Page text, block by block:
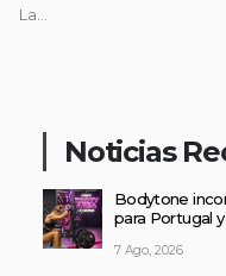
La...
Noticias
Bodytone
para Portugal
7 Ago, 2026